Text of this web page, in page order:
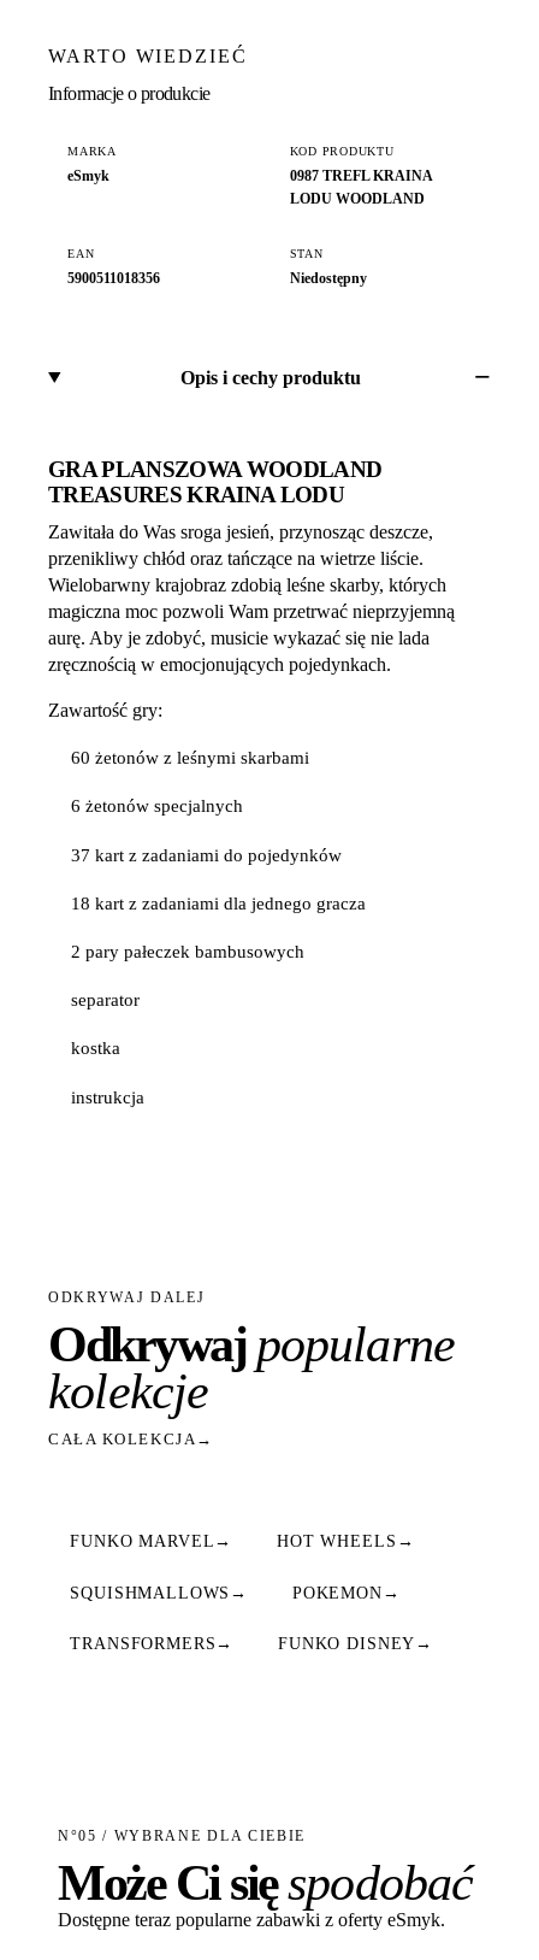
WARTO WIEDZIEĆ
Informacje o produkcie
MARKA
eSmyk
KOD PRODUKTU
0987 TREFL KRAINA
LODU WOODLAND
EAN
5900511018356
STAN
Niedostępny
Opis i cechy produktu
GRA PLANSZOWA WOODLAND
TREASURES KRAINA LODU
Zawitała do Was sroga jesień, przynosząc deszcze,
przenikliwy chłód oraz tańczące na wietrze liście.
Wielobarwny krajobraz zdobią leśne skarby, których
magiczna moc pozwoli Wam przetrwać nieprzyjemną
aurę. Aby je zdobyć, musicie wykazać się nie lada
zręcznością w emocjonujących pojedynkach.
Zawartość gry:
60 żetonów z leśnymi skarbami
6 żetonów specjalnych
37 kart z zadaniami do pojedynków
18 kart z zadaniami dla jednego gracza
2 pary pałeczek bambusowych
separator
kostka
instrukcja
ODKRYWAJ DALEJ
Odkrywajpopularne
kolekcje
CAŁA KOLEKCJA →
FUNKO MARVEL → HOT WHEELS →
SQUISHMALLOWS → POKEMON →
TRANSFORMERS → FUNKO DISNEY →
N°05 / WYBRANE DLA CIEBIE
Może Ci sięspodobać
Dostępne teraz popularne zabawki z oferty eSmyk.